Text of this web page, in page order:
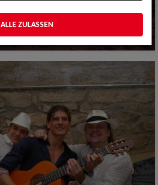
ALLE ZULASSEN